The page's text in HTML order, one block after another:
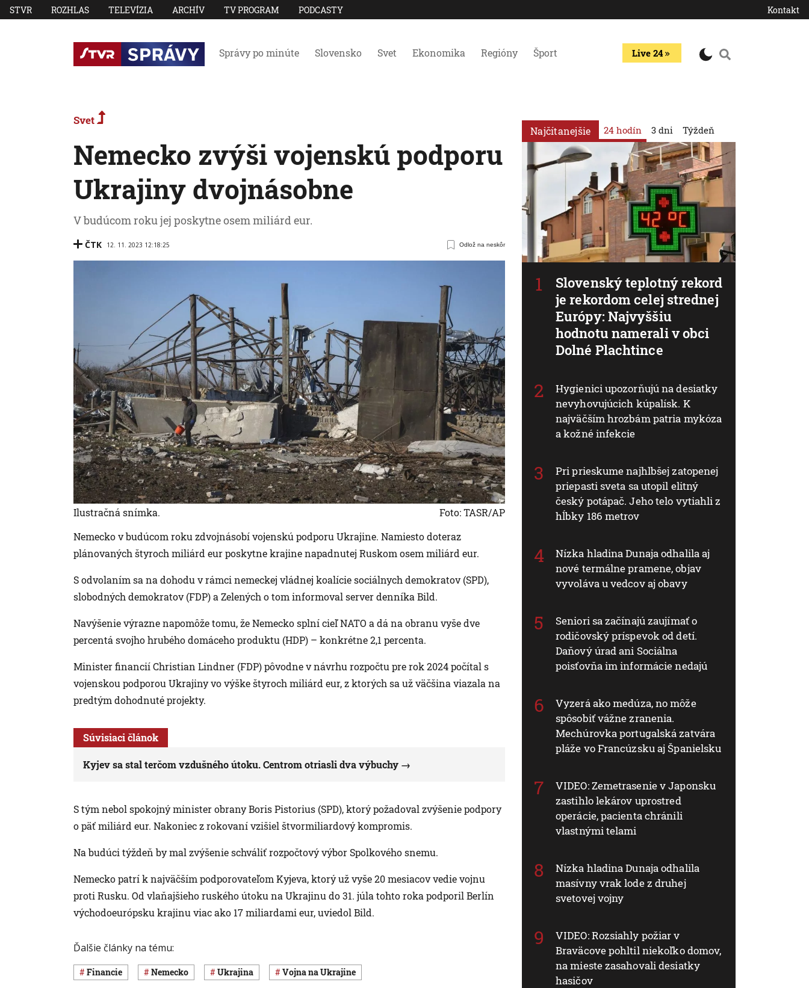
STVR ROZHLAS TELEVÍZIA ARCHÍV TV PROGRAM PODCASTY Kontakt
Správy po minúte Slovensko Svet Ekonomika Regióny Šport Live 24
Svet
Nemecko zvýši vojenskú podporu
Ukrajiny dvojnásobne
V budúcom roku jej poskytne osem miliárd eur.
ČTK 12. 11. 2023 12:18:25 Odlož na neskôr
Ilustračná snímka.
Foto: TASR/AP
Nemecko v budúcom roku zdvojnásobí vojenskú podporu Ukrajine. Namiesto doteraz
plánovaných štyroch miliárd eur poskytne krajine napadnutej Ruskom osem miliárd eur.
S odvolaním sa na dohodu v rámci nemeckej vládnej koalície sociálnych demokratov (SPD),
slobodných demokratov (FDP) a Zelených o tom informoval server denníka Bild.
Navýšenie výrazne napomôže tomu, že Nemecko splní cieľ NATO a dá na obranu vyše dve
percentá svojho hrubého domáceho produktu (HDP) – konkrétne 2,1 percenta.
Minister financií Christian Lindner (FDP) pôvodne v návrhu rozpočtu pre rok 2024 počítal s
vojenskou podporou Ukrajiny vo výške štyroch miliárd eur, z ktorých sa už väčšina viazala na
predtým dohodnuté projekty.
Súvisiaci článok
Kyjev sa stal terčom vzdušného útoku. Centrom otriasli dva výbuchy
S tým nebol spokojný minister obrany Boris Pistorius (SPD), ktorý požadoval zvýšenie podpory
o päť miliárd eur. Nakoniec z rokovaní vzišiel štvormiliardový kompromis.
Na budúci týždeň by mal zvýšenie schváliť rozpočtový výbor Spolkového snemu.
Nemecko patrí k najväčším podporovateľom Kyjeva, ktorý už vyše 20 mesiacov vedie vojnu
proti Rusku. Od vlaňajšieho ruského útoku na Ukrajinu do 31. júla tohto roka podporil Berlín
východoeurópsku krajinu viac ako 17 miliardami eur, uviedol Bild.
Ďalšie články na tému:
Financie Nemecko Ukrajina vojna na Ukrajine
Najčítanejšie 24 hodín
Slovenský teplotný rekord
je rekordom celej strednej
Európy: Najvyššiu
hodnotu namerali v obci
Dolné Plachtince
Hygienici upozorňujú na desiatky
nevyhovujúcich kúpalísk. K
najväčším hrozbám patria mykóza
a kožné infekcie
Pri prieskume najhlbšej zatopenej
priepasti sveta sa utopil elitný
český potápač. Jeho telo vytiahli z
hĺbky 186 metrov
Nízka hladina Dunaja odhalila aj
nové termálne pramene, objav
vyvoláva u vedcov aj obavy
Seniori sa začínajú zaujímať o
rodičovský príspevok od detí.
Daňový úrad ani Sociálna
poisťovňa im informácie nedajú
Vyzerá ako medúza, no môže
spôsobiť vážne zranenia.
Mechúrovka portugalská zatvára
pláže vo Francúzsku aj Španielsku
VIDEO: Zemetrasenie v Japonsku
zastihlo lekárov uprostred
operácie, pacienta chránili
vlastnými telami
Nízka hladina Dunaja odhalila
masívny vrak lode z druhej
svetovej vojny
VIDEO: Rozsiahly požiar v
Braväcove pohltil niekoľko domov,
na mieste zasahovali desiatky
hasičov
3 dni Týždeň